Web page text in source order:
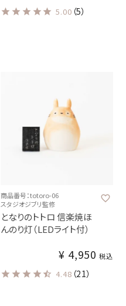
5.00 （5）
商品番号：totoro-06
スタジオジブリ監修
となりのトトロ 信楽焼ほ
んのり灯（LEDライト付）
¥ 4,950 税込
4.48 （21）